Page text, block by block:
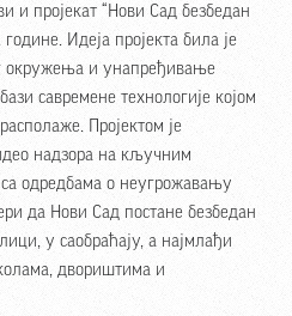
и пројекат “Нови Сад безбедан
Идеја пројекта била је
окружења и унапређивање
савремене технологије којом
Пројектом је
надзора на кључним
одредбама о неугрожавању
да Нови Сад постане безбедан
у саобраћају, а најмлађи
двориштима и